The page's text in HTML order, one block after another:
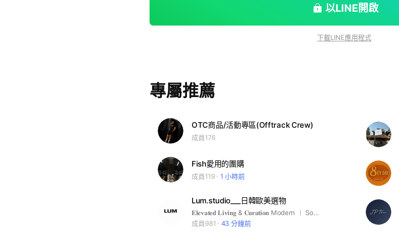
以LINE開啟
下載LINE應用程式
專屬推薦
OTC商品/活動專區(Offtrack Crew)
成員176
Fish愛用的團購
成員119 1 小時前
Lum.studio___日韓歐美選物
𝐄𝐥𝐞𝐯𝐚𝐭𝐞𝐝 𝐋𝐢𝐯𝐢𝐧𝐠 & 𝐂𝐮𝐫𝐚𝐭𝐢𝐨𝐧 Modern ｜ Sophisticated ｜ Tactile - Selected Streetwear & Objects 日韓歐美選物 7–21 days pre-order 📩 DM for Inquiry
成員981
43 分鐘前